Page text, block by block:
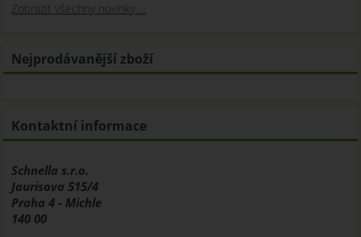
Zobrazit všechny novinky ...
Nejprodávanější zboží
Kontaktní informace
Schnella s.r.o.
Jaurisova 515/4
Praha 4 - Michle
140 00